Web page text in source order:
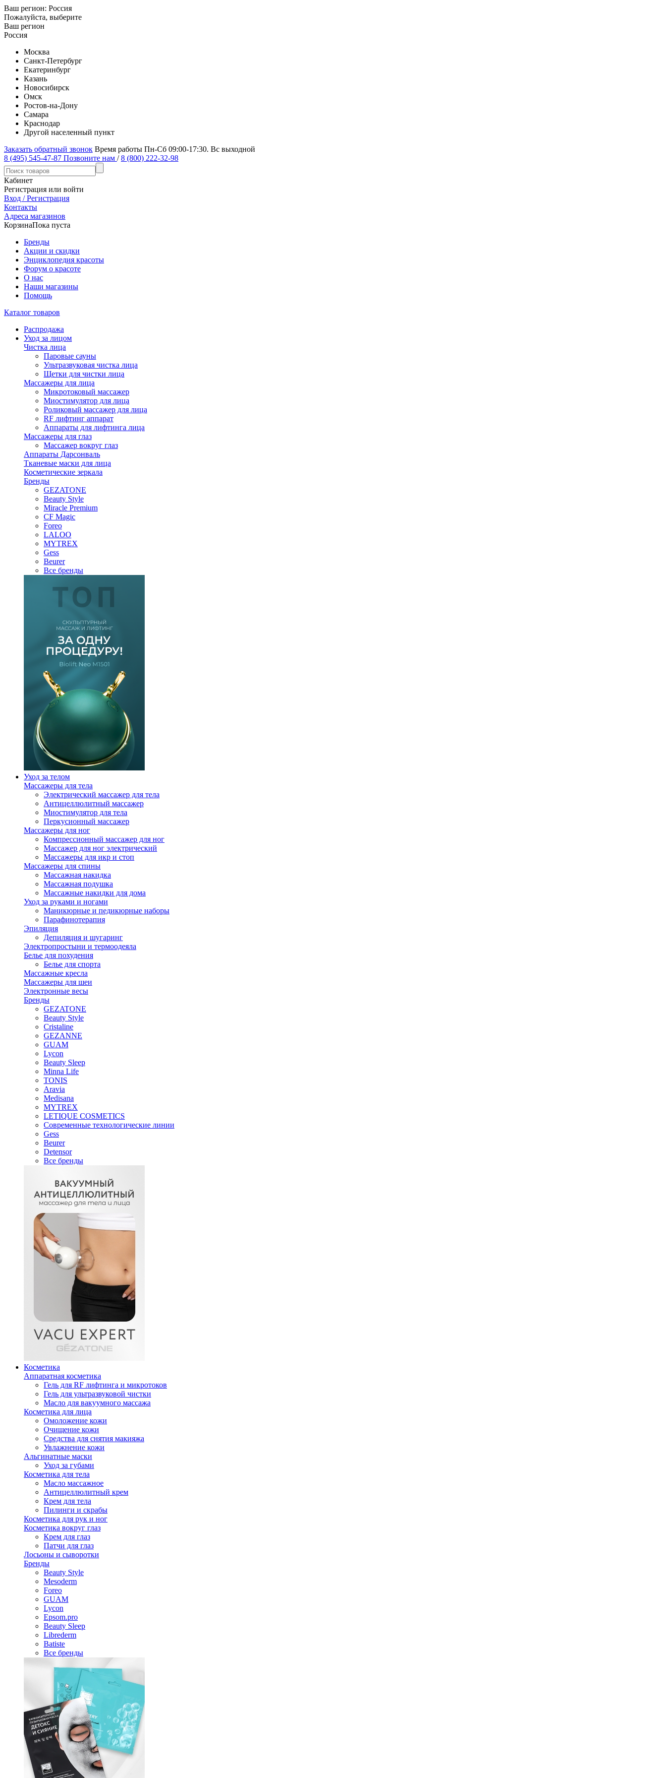
Ваш регион: Россия
Пожалуйста, выберите
Ваш регион
Россия
Москва
Санкт-Петербург
Екатеринбург
Казань
Новосибирск
Омск
Ростов-на-Дону
Самара
Краснодар
Другой населенный пункт
Заказать обратный звонок Время работы Пн-Сб 09:00-17:30. Вс выходной
8 (495) 545-47-87 Позвоните нам / 8 (800) 222-32-98
Кабинет
Регистрация или войти
Вход / Регистрация
Контакты
Адреса магазинов
КорзинаПока пуста
Бренды
Акции и скидки
Энциклопедия красоты
Форум о красоте
О нас
Наши магазины
Помощь
Каталог товаров
Распродажа
Уход за лицом
Чистка лица
Паровые сауны
Ультразвуковая чистка лица
Щетки для чистки лица
Массажеры для лица
Микротоковый массажер
Миостимулятор для лица
Роликовый массажер для лица
RF лифтинг аппарат
Аппараты для лифтинга лица
Массажеры для глаз
Массажер вокруг глаз
Аппараты Дарсонваль
Тканевые маски для лица
Косметические зеркала
Бренды
GEZATONE
Beauty Style
Miracle Premium
CF Magic
Foreo
LALOO
MYTREX
Gess
Beurer
Все бренды
Уход за телом
Массажеры для тела
Электрический массажер для тела
Антицеллюлитный массажер
Миостимулятор для тела
Перкусионный массажер
Массажеры для ног
Компрессионный массажер для ног
Массажер для ног электрический
Массажеры для икр и стоп
Массажеры для спины
Массажная накидка
Массажная подушка
Массажные накидки для дома
Уход за руками и ногами
Маникюрные и педикюрные наборы
Парафинотерапия
Эпиляция
Депиляция и шугаринг
Электропростыни и термоодеяла
Белье для похудения
Белье для спорта
Массажные кресла
Массажеры для шеи
Электронные весы
Бренды
GEZATONE
Beauty Style
Cristaline
GEZANNE
GUAM
Lycon
Beauty Sleep
Minna Life
TONIS
Aravia
Medisana
MYTREX
LETIQUE COSMETICS
Современные технологические линии
Gess
Beurer
Detensor
Все бренды
Косметика
Аппаратная косметика
Гель для RF лифтинга и микротоков
Гель для ультразвуковой чистки
Масло для вакуумного массажа
Косметика для лица
Омоложение кожи
Очищение кожи
Средства для снятия макияжа
Увлажнение кожи
Альгинатные маски
Уход за губами
Косметика для тела
Масло массажное
Антицеллюлитный крем
Крем для тела
Пилинги и скрабы
Косметика для рук и ног
Косметика вокруг глаз
Крем для глаз
Патчи для глаз
Лосьоны и сыворотки
Бренды
Beauty Style
Mesoderm
Foreo
GUAM
Lycon
Epsom.pro
Beauty Sleep
Librederm
Batiste
Все бренды